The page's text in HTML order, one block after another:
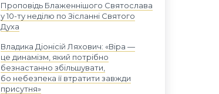
Проповідь Блаженнішого Святослава
у 10-ту неділю по Зісланні Святого
Духа
Владика Діонісій Ляхович: «Віра —
це динамізм, який потрібно
безнастанно збільшувати,
бо небезпека її втратити завжди
присутня»